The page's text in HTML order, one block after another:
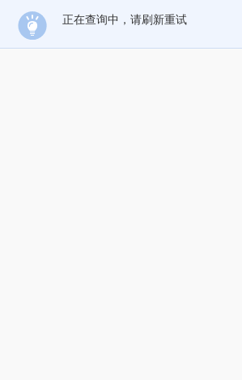
正在查询中，请刷新重试